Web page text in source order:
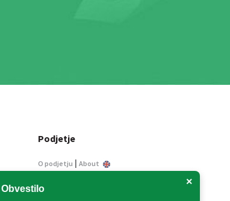
×
Obvestilo
Podjetje
O podjetju | About
Informacije javnega